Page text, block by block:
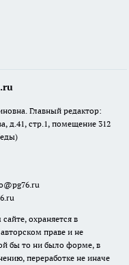
Главный редактор:
д.41, стр.1, помещение 312
охраняется в
праве и не
бы то ни было форме, в
переработке не иначе